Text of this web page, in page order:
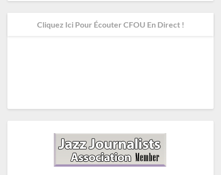
Cliquez Ici Pour Écouter CFOU En Direct !